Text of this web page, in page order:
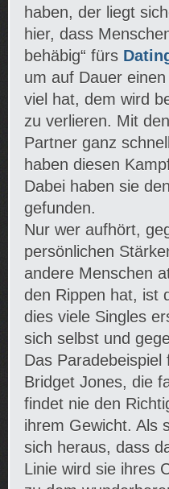
haben, der liegt
hier, dass
behäbig“ fürs
um auf Dauer
viel hat, dem wird
zu verlieren. Mit
Partner ganz
haben diesen
Dabei haben sie
gefunden.
Nur wer aufhört,
persönlichen
andere Menschen
den Rippen hat, ist
dies viele Singles
sich selbst und
Das
Bridget Jones, die
findet nie den
ihrem Gewicht. Als
sich heraus, dass
Linie wird sie ihres